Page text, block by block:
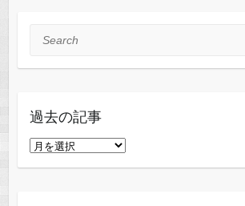
Search
過去の記事
過